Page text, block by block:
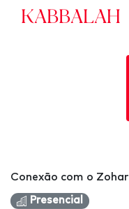
Kabbalah
Conexão com o Zohar
Presencial